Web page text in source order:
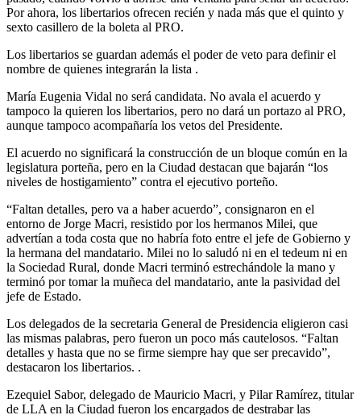
Por ahora, los libertarios ofrecen recién y nada más que el quinto y
sexto casillero de la boleta al PRO.
Los libertarios se guardan además el poder de veto para definir el
nombre de quienes integrarán la lista .
María Eugenia Vidal no será candidata. No avala el acuerdo y
tampoco la quieren los libertarios, pero no dará un portazo al PRO,
aunque tampoco acompañaría los vetos del Presidente.
El acuerdo no significará la construcción de un bloque común en la
legislatura porteña, pero en la Ciudad destacan que bajarán “los
niveles de hostigamiento” contra el ejecutivo porteño.
“Faltan detalles, pero va a haber acuerdo”, consignaron en el
entorno de Jorge Macri, resistido por los hermanos Milei, que
advertían a toda costa que no habría foto entre el jefe de Gobierno y
la hermana del mandatario. Milei no lo saludó ni en el tedeum ni en
la Sociedad Rural, donde Macri terminó estrechándole la mano y
terminó por tomar la muñeca del mandatario, ante la pasividad del
jefe de Estado.
Los delegados de la secretaria General de Presidencia eligieron casi
las mismas palabras, pero fueron un poco más cautelosos. “Faltan
detalles y hasta que no se firme siempre hay que ser precavido”,
destacaron los libertarios. .
Ezequiel Sabor, delegado de Mauricio Macri, y Pilar Ramírez, titular
de LLA en la Ciudad fueron los encargados de destrabar las